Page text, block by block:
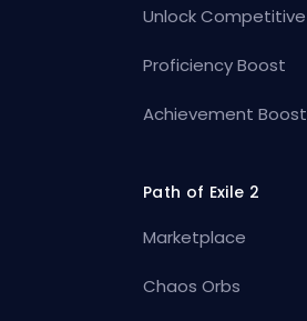
Unlock Competitive
Proficiency Boost
Achievement Boost
Path of Exile 2
Marketplace
Chaos Orbs